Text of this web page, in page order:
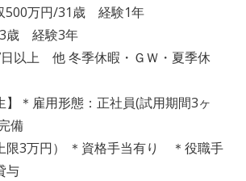
500万円/31歳 経験1年
歳 経験3年
日以上 他 冬季休暇・ＧＷ・夏季休
】＊雇用形態：正社員(試用期間3ヶ
備
限3万円） ＊資格手当有り ＊役職手
与